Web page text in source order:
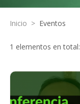
Inicio > Eventos
1 elementos en total: